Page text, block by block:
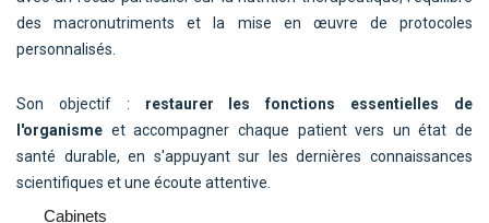
des macronutriments et la mise en œuvre de protocoles
personnalisés.
Son objectif : restaurer les fonctions essentielles de
l'organisme et accompagner chaque patient vers un état de
santé durable, en s'appuyant sur les dernières connaissances
scientifiques et une écoute attentive.